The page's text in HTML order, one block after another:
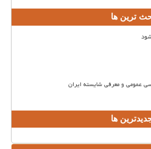
ترین ها
عمومی و معرفی شایسته ایران
ها